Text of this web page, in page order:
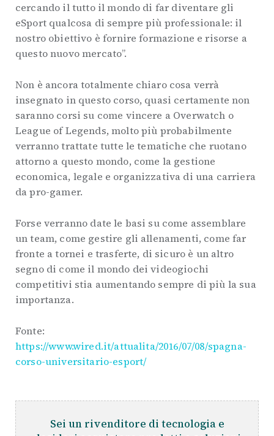
cercando il tutto il mondo di far diventare gli
eSport qualcosa di sempre più professionale: il
nostro obiettivo è fornire formazione e risorse a
questo nuovo mercato”.
Non è ancora totalmente chiaro cosa verrà
insegnato in questo corso, quasi certamente non
saranno corsi su come vincere a Overwatch o
League of Legends, molto più probabilmente
verranno trattate tutte le tematiche che ruotano
attorno a questo mondo, come la gestione
economica, legale e organizzativa di una carriera
da pro-gamer.
Forse verranno date le basi su come assemblare
un team, come gestire gli allenamenti, come far
fronte a tornei e trasferte, di sicuro è un altro
segno di come il mondo dei videogiochi
competitivi stia aumentando sempre di più la sua
importanza.
Fonte:
https://www.wired.it/attualita/2016/07/08/spagna-
corso-universitario-esport/
Sei un rivenditore di tecnologia e